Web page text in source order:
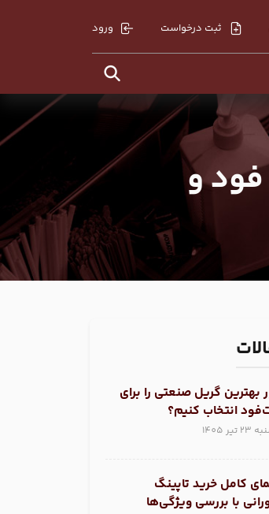
ثبت درخواست ورود
و
بهترین گریل صنعتی را برای
انتخاب کنیم؟
1405
کامل خرید تاپینگ
با بررسی ویژگی‌ها